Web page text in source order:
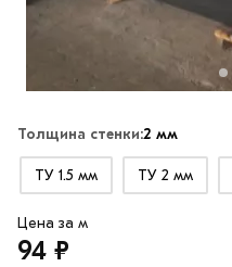
Толщина стенки:2 мм
ТУ 1.5 мм ТУ 2 мм
Цена за м
94 ₽